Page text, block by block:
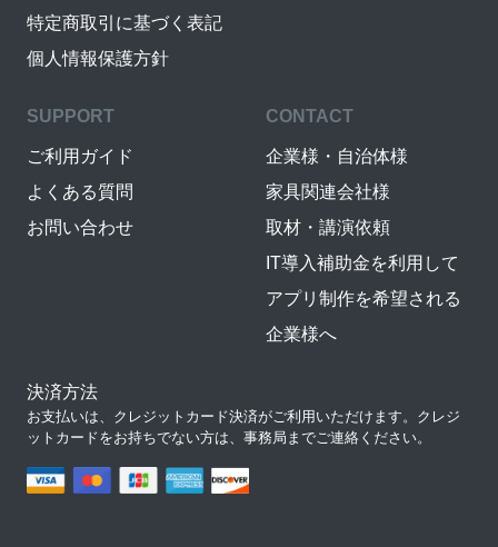
特定商取引に基づく表記
個人情報保護方針
SUPPORT
ご利用ガイド
よくある質問
お問い合わせ
CONTACT
企業様・自治体様
家具関連会社様
取材・講演依頼
IT導入補助金を利用して
アプリ制作を希望される
企業様へ
決済方法
お支払いは、クレジットカード決済がご利用いただけます。クレジ
ットカードをお持ちでない方は、事務局までご連絡ください。